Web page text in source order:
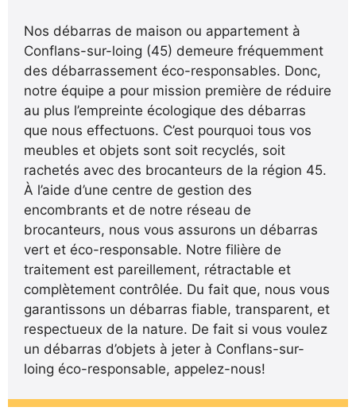
Nos débarras de maison ou appartement à
Conflans-sur-loing (45) demeure fréquemment
des débarrassement éco-responsables. Donc,
notre équipe a pour mission première de réduire
au plus l’empreinte écologique des débarras
que nous effectuons. C’est pourquoi tous vos
meubles et objets sont soit recyclés, soit
rachetés avec des brocanteurs de la région 45.
À l’aide d’une centre de gestion des
encombrants et de notre réseau de
brocanteurs, nous vous assurons un débarras
vert et éco-responsable. Notre filière de
traitement est pareillement, rétractable et
complètement contrôlée. Du fait que, nous vous
garantissons un débarras fiable, transparent, et
respectueux de la nature. De fait si vous voulez
un débarras d’objets à jeter à Conflans-sur-
loing éco-responsable, appelez-nous!